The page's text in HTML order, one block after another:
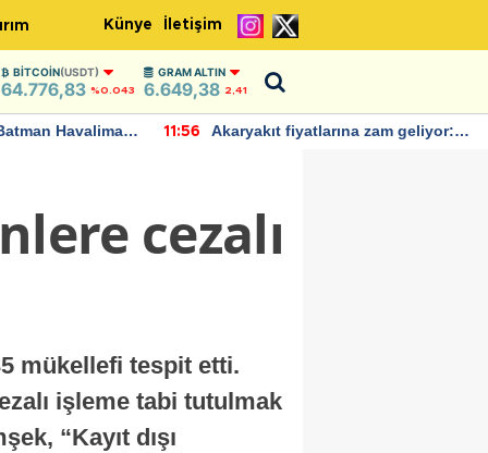
Künye İletişim
BITCOIN(USDT)
64.776,83 %0.043
GRAM ALTIN
6.649,38 2,41
Havalimanı
11:56
Akaryakıt fiyatlarına zam geliyor:
cezalı
mükellefi tespit etti.
işleme tabi tutulmak
“Kayıt dışı